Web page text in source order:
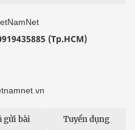
(Tp.HCM)
gửi bài Tuyển dụng